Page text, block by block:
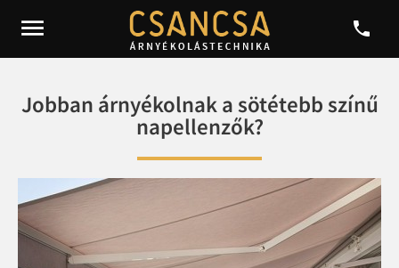
 
Jobban árnyékolnak a sötétebb színű
napellenzők?